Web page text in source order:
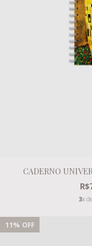
CADERNO
3x
11% OFF